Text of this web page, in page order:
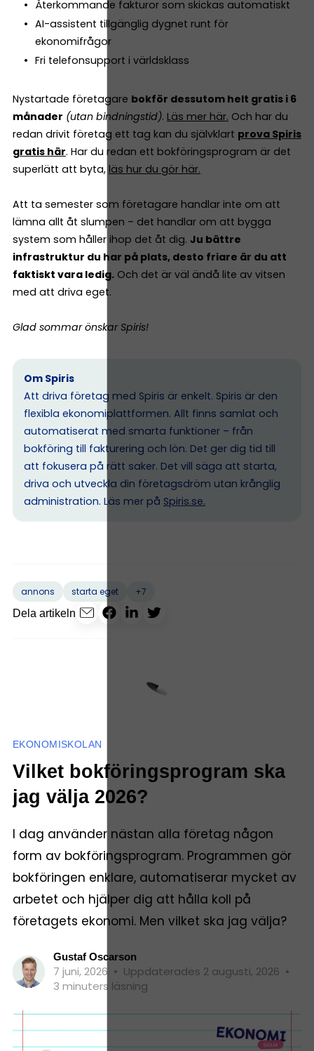
Återkommande fakturor som skickas automatiskt
AI-assistent tillgänglig dygnet runt för
ekonomifrågor
Fri telefonsupport i världsklass
Nystartade företagare bokför dessutom helt gratis i 6
månader (utan bindningstid). Läs mer här. Och har du
redan drivit företag ett tag kan du självklart prova Spiris
gratis här. Har du redan ett bokföringsprogram är det
superlätt att byta, läs hur du gör här.
Att ta semester som företagare handlar inte om att
lämna allt åt slumpen – det handlar om att bygga
system som håller ihop det åt dig. Ju bättre
infrastruktur du har på plats, desto friare är du att
faktiskt vara ledig. Och det är väl ändå lite av vitsen
med att driva eget.
Glad sommar önskar Spiris!
Om Spiris
Att driva företag med Spiris är enkelt. Spiris är den
flexibla ekonomiplattformen. Allt finns samlat och
automatiserat med smarta funktioner – från
bokföring till fakturering och lön. Det ger dig tid till
att fokusera på rätt saker. Det vill säga att starta,
driva och utveckla din företagsdröm utan krånglig
administration. Läs mer på Spiris.se.
annons starta eget
+7
Dela artikeln
EKONOMISKOLAN
Vilket bokföringsprogram ska
jag välja 2026?
I dag använder nästan alla företag någon
form av bokföringsprogram. Programmen gör
bokföringen enklare, automatiserar mycket av
arbetet och hjälper dig att hålla koll på
företagets ekonomi. Men vilket ska jag välja?
Gustaf Oscarson
7 juni, 2026 • Uppdaterades 2 augusti, 2026 •
3 minuters läsning